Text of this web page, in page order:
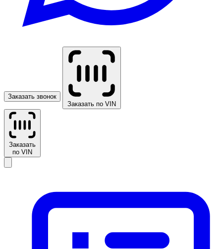
Заказать звонок
Заказать по VIN
Заказать
по VIN